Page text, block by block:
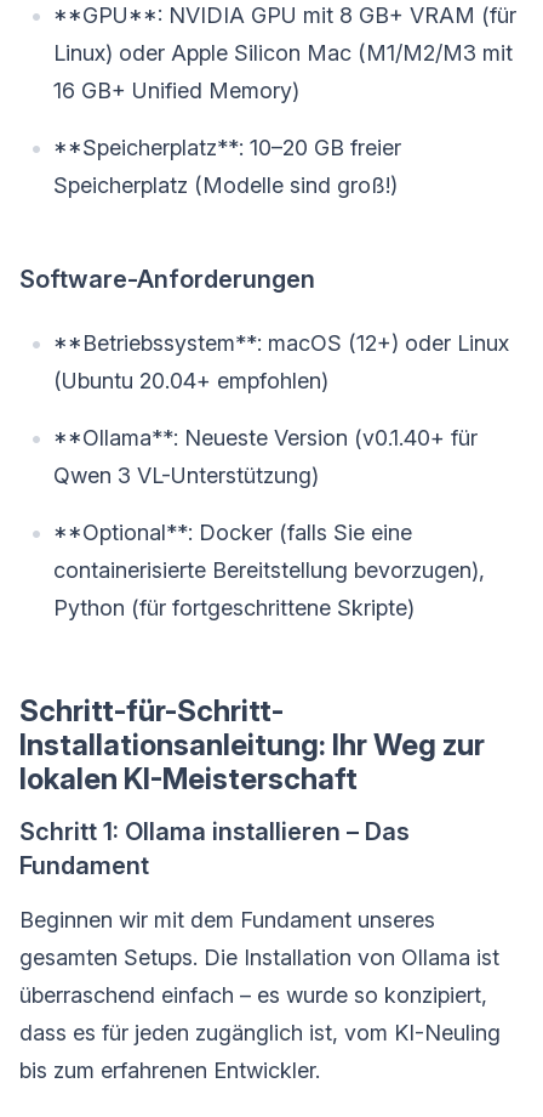
**GPU**: NVIDIA GPU mit 8 GB+ VRAM (für
Linux) oder Apple Silicon Mac (M1/M2/M3 mit
16 GB+ Unified Memory)
**Speicherplatz**: 10–20 GB freier
Speicherplatz (Modelle sind groß!)
Software-Anforderungen
**Betriebssystem**: macOS (12+) oder Linux
(Ubuntu 20.04+ empfohlen)
**Ollama**: Neueste Version (v0.1.40+ für
Qwen 3 VL-Unterstützung)
**Optional**: Docker (falls Sie eine
containerisierte Bereitstellung bevorzugen),
Python (für fortgeschrittene Skripte)
Schritt-für-Schritt-
Installationsanleitung: Ihr Weg zur
lokalen KI-Meisterschaft
Schritt 1: Ollama installieren – Das
Fundament
Beginnen wir mit dem Fundament unseres
gesamten Setups. Die Installation von Ollama ist
überraschend einfach – es wurde so konzipiert,
dass es für jeden zugänglich ist, vom KI-Neuling
bis zum erfahrenen Entwickler.